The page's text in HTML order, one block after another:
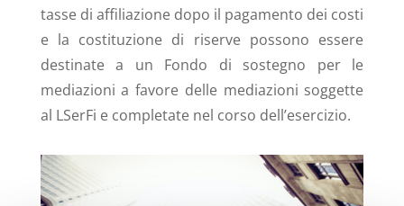
tasse di affiliazione dopo il pagamento dei costi
e la costituzione di riserve possono essere
destinate a un Fondo di sostegno per le
mediazioni a favore delle mediazioni soggette
al LSerFi e completate nel corso dell’esercizio.